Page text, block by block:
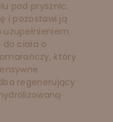
pod prysznic,
i pozostawi ją
uzupełnieniem
ciała o
który
regenerujący